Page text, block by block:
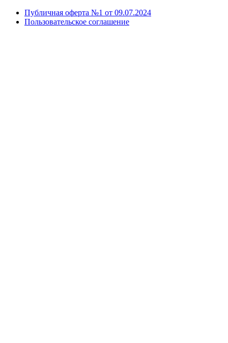
Публичная оферта №1 от 09.07.2024
Пользовательское соглашение